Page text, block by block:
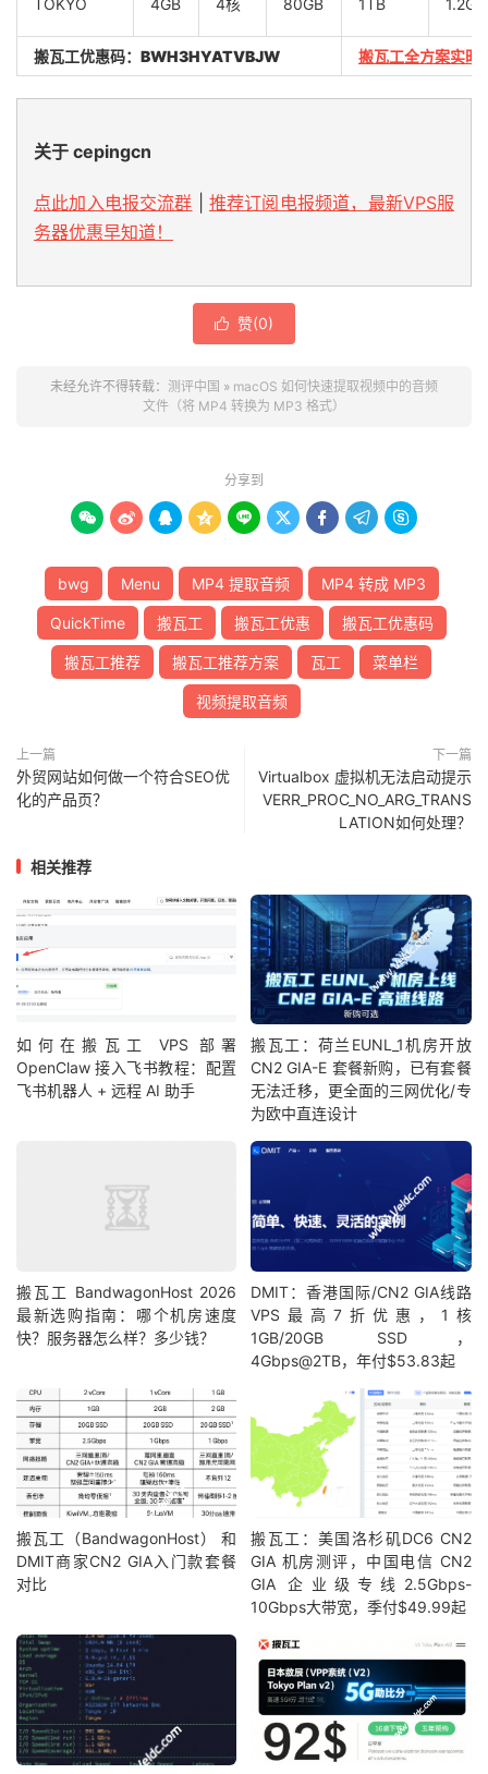
搬瓦工优惠码： BWH3HYATVBJW 搬瓦工全方案实时
关于 cepingcn
点此加入电报交流群
推荐订阅电报频道，最新VPS服
务器优惠早知道！
 赞(0)
未经允许不得转载： 测评中国 » macOS 如何快速提取视频中的音频
文件（将 MP4 转换为 MP3 格式）
分享到
        
bwg Menu MP4 提取音频 MP4 转成 MP3
QuickTime 搬瓦工 搬瓦工优惠 搬瓦工优惠码
搬瓦工推荐 搬瓦工推荐方案 瓦工 菜单栏
视频提取音频
上一篇
外贸网站如何做一个符合SEO优
化的产品页？
下一篇
Virtualbox 虚拟机无法启动提示
VERR_PROC_NO_ARG_TRANS
LATION如何处理？
相关推荐
如何在搬瓦工 VPS 部署
OpenClaw 接入飞书教程：配置
飞书机器人 + 远程 AI 助手
搬瓦工：荷兰EUNL_1机房开放
CN2 GIA-E 套餐新购，已有套餐
无法迁移，更全面的三网优化/专
为欧中直连设计
搬瓦工 BandwagonHost 2026
最新选购指南：哪个机房速度
快？服务器怎么样？多少钱？
DMIT：香港国际/CN2 GIA线路
VPS最高7折优惠，1核
1GB/20GB SSD，
4Gbps@2TB，年付$53.83起
搬瓦工（BandwagonHost） 和
DMIT商家CN2 GIA入门款套餐
对比
搬瓦工：美国洛杉矶DC6 CN2
GIA 机房测评，中国电信 CN2
GIA 企业级专线2.5Gbps-
10Gbps大带宽，季付$49.99起